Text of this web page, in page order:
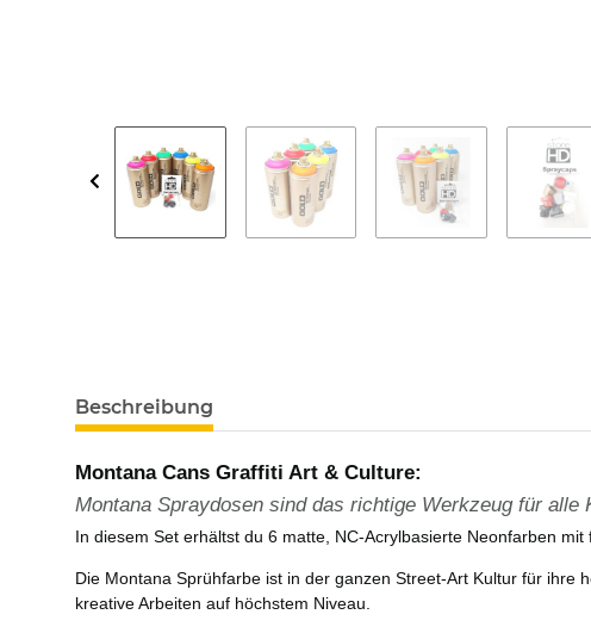
Beschreibung
Montana Cans Graffiti Art & Culture:
Montana Spraydosen sind das richtige Werkzeug für
In diesem Set erhältst du 6 matte, NC-Acrylbasierte Neonfarben
Die Montana Sprühfarbe ist in der ganzen Street-Art Kultur für
kreative Arbeiten auf höchstem Niveau.